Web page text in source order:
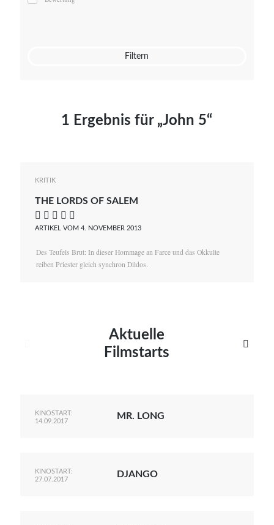
Mato von Vogelstein
Filtern
1 Ergebnis für „John 5“
KRITIK
THE LORDS OF SALEM
    
ARTIKEL VOM 4. NOVEMBER 2013
Des Teufels Brut: In dieser Hommage an Farce und das Okkulte
reiben Priester gleich synchron Dildos.
Aktuelle
Filmstarts

KINOSTART:
14.09.2017
MR. LONG
KINOSTART:
27.07.2017
DJANGO